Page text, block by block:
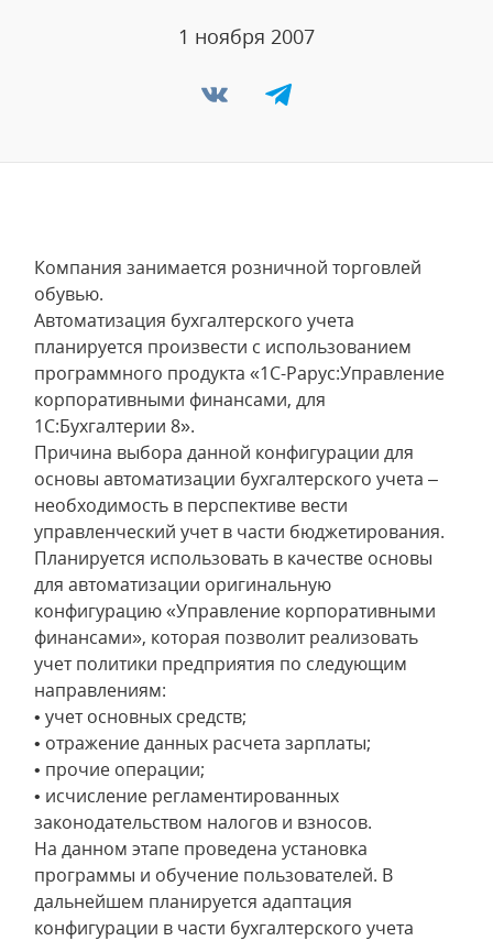
1 ноября 2007
Компания занимается розничной торговлей
обувью.
Автоматизация бухгалтерского учета
планируется произвести с использованием
программного продукта «1С-Рарус:Управление
корпоративными финансами, для
1С:Бухгалтерии 8».
Причина выбора данной конфигурации для
основы автоматизации бухгалтерского учета –
необходимость в перспективе вести
управленческий учет в части бюджетирования.
Планируется использовать в качестве основы
для автоматизации оригинальную
конфигурацию «Управление корпоративными
финансами», которая позволит реализовать
учет политики предприятия по следующим
направлениям:
• учет основных средств;
• отражение данных расчета зарплаты;
• прочие операции;
• исчисление регламентированных
законодательством налогов и взносов.
На данном этапе проведена установка
программы и обучение пользователей. В
дальнейшем планируется адаптация
конфигурации в части бухгалтерского учета